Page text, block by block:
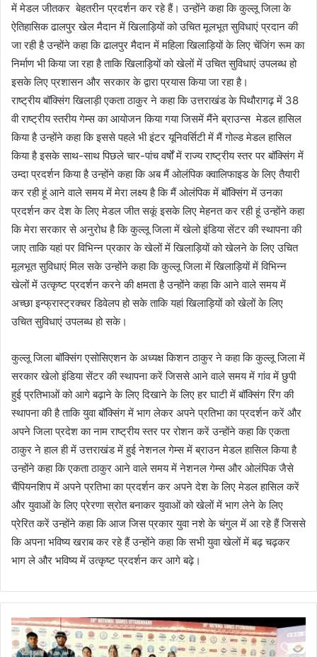
में मेडल जीतकर बेहतरीन प्रदर्शन कर रहे हैं। उन्होंने कहा कि कुल्लू जिला के
ऐतिहासिक ढालपुर खेल मैदान में खिलाड़ियों को उचित मूलभूत सुविधाएं प्रदान की
जा रही है उन्होंने कहा कि ढालपुर मैदान में महिला खिलाड़ियों के लिए चेंजिंग रूम का
निर्माण भी किया जा रहा है ताकि खिलाड़ियों को खेलों में उचित सुविधाएं उपलब्ध हो
इसके लिए प्रशासन और सरकार के द्वारा प्रयास किया जा रहा है।
राष्ट्रीय बॉक्सिंग खिलाड़ी एकता ठाकुर ने कहा कि उत्तराखंड के पिथौरागढ़ में 38
वी राष्ट्रीय स्तरीय गेम्स का आयोजन किया गया जिसमें मैंने ब्राउन्स मेडल हासिल
किया है उन्होंने कहा कि इससे पहले भी इंटर यूनिवर्सिटी में मैं गोल्ड मेडल हासिल
किया है इसके साथ-साथ पिछले चार-पांच वर्षों में राज्य राष्ट्रीय स्तर पर बॉक्सिंग में
उम्दा प्रदर्शन किया है उन्होंने कहा कि अब मैं ओलंपिक क्वालिफाइड के लिए तैयारी
कर रही हूं आने वाले समय में मेरा लक्ष्य है कि मैं ओलंपिक में बॉक्सिंग में उनका
प्रदर्शन कर देश के लिए मेडल जीत सकूं इसके लिए मेहनत कर रही हूं उन्होंने कहा
कि मेरा सरकार से अनुरोध है कि कुल्लू जिला में खेलो इंडिया सेंटर की स्थापना की
जाए ताकि यहां पर विभिन्न प्रकार के खेलों में खिलाड़ियों को खेलने के लिए उचित
मूलभूत सुविधाएं मिल सके उन्होंने कहा कि कुल्लू जिला में खिलाड़ियों में विभिन्न
खेलों में उत्कृष्ट प्रदर्शन करने की क्षमता है उन्होंने कहा कि आने वाले समय में
अच्छा इन्फ्रास्ट्रक्चर डिवेलप हो सके ताकि यहां खिलाड़ियों को खेलों के लिए
उचित सुविधाएं उपलब्ध हो सके।
कुल्लू जिला बॉक्सिंग एसोसिएशन के अध्यक्ष किशन ठाकुर ने कहा कि कुल्लू जिला में
सरकार खेलो इंडिया सेंटर की स्थापना करें जिससे आने वाले समय में गांव में छुपी
हुई प्रतिभाओं को आगे बढ़ाने के लिए दिखाने के लिए हर घाटी में बॉक्सिंग रिंग की
स्थापना की है ताकि युवा बॉक्सिंग में भाग लेकर अपने प्रतिभा का प्रदर्शन करें और
अपने जिला प्रदेश का नाम राष्ट्रीय स्तर पर रोशन करें उन्होंने कहा कि एकता
ठाकुर ने हाल ही में उत्तराखंड में हुई नेशनल गेम्स में ब्राउन मेडल हासिल किया है
उन्होंने कहा कि एकता ठाकुर आने वाले समय में नेशनल गेम्स और ओलंपिक जैसे
चैंपियनशिप में अपने प्रतिभा का प्रदर्शन कर अपने देश के लिए मेडल हासिल करें
और युवाओं के लिए प्रेरणा स्रोत बनाकर युवाओं को खेलों में भाग लेने के लिए
प्रेरित करें उन्होंने कहा कि आज जिस प्रकार युवा नशे के चंगुल में आ रहे हैं जिससे
कि अपना भविष्य खराब कर रहे हैं उन्होंने कहा कि सभी युवा खेलों में बढ़ चढ़कर
भाग ले और भविष्य में उत्कृष्ट प्रदर्शन कर आगे बढ़े।